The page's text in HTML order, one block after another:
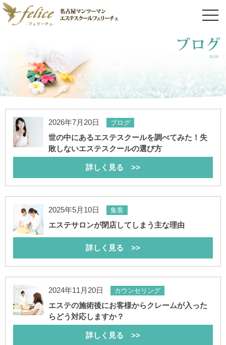
2026年7月20日 ブログ
世の中にあるエステスクールを調べてみた！失
敗しないエステスクールの選び方
詳しく見る >>
2025年5月10日 集客
エステサロンが閉店してしまう主な理由
詳しく見る >>
2024年11月20日 カウンセリング
エステの施術後にお客様からクレームが入った
らどう対応しますか？
詳しく見る >>